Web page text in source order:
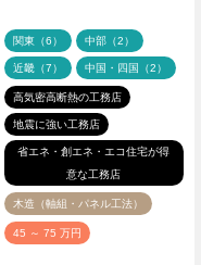
関東（6） 中部（2）
近畿（7） 中国・四国（2）
高気密高断熱の工務店
地震に強い工務店
省エネ・創エネ・エコ住宅が得
意な工務店
木造（軸組・パネル工法）
45 ～ 75 万円